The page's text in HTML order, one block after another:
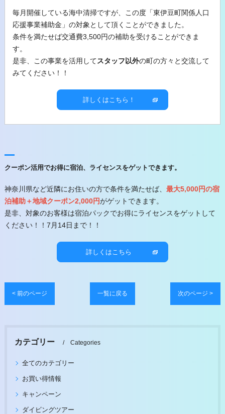
毎月開催している海中清掃ですが、この度「東伊豆町関係人口
応援事業補助金」の対象として頂くことができました。
条件を満たせば交通費3,500円の補助を受けることができま
す。
是非、この事業を活用して スタッフ以外の町の方々と交流して
みてください！！
詳しくはこちら！
クーポン活用でお得に宿泊、ライセンスをゲットできます。
神奈川県など近隣にお住いの方で条件を満たせば、 最大5,000円の宿
泊補助＋地域クーポン2,000円がゲットできます。
是非、対象のお客様は宿泊パックでお得にライセンスをゲットして
ください！！7月14日まで！！
詳しくはこちら
< 前のページ 一覧に戻る 次のページ >
カテゴリー Categories
全てのカテゴリー
お買い得情報
キャンペーン
ダイビングツアー